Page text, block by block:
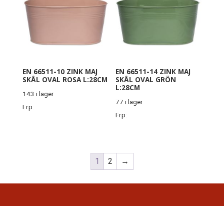
EN 66511-10 ZINK MAJ
SKÅL OVAL ROSA L:28CM
143 i lager
Frp:
EN 66511-14 ZINK MAJ
SKÅL OVAL GRÖN
L:28CM
77 i lager
Frp:
1 2 →